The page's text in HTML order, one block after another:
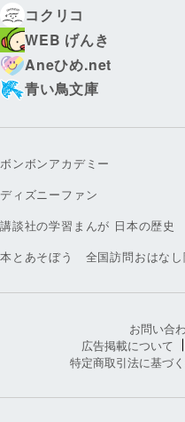
コクリコ
WEB げんき
Aneひめ.net
青い鳥文庫
ボンボンアカデミー
ディズニーファン
講談社の学習まんが 日本の歴史
本とあそぼう 全国訪問おはなし
お問い合
広告掲載について
特定商取引法に基づ